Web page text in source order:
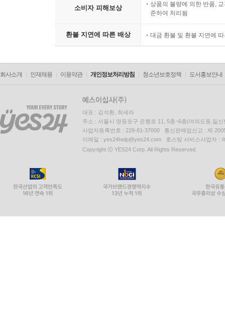
소비자 피해보상
상품의 불량에 의한 반품,
준하여 처리됨
환불 지연에 따른 배상 대금 환불 및 환불 지연에
회사소개 인재채용 이용약관 개인정보처리방침 청소년보호정책 도서홍보안내
대표 : 김석환, 최세라
주소 : 서울시 영등포구 은행로 11, 5층~6층(여의도동,일신
사업자등록번호 : 229-81-37000 통신판매업신고 : 제
이메일 : yes24help@yes24.com 호스팅 서비스사업자 :
Copyright ⓒ YES24 Corp. All Rights Reserved.